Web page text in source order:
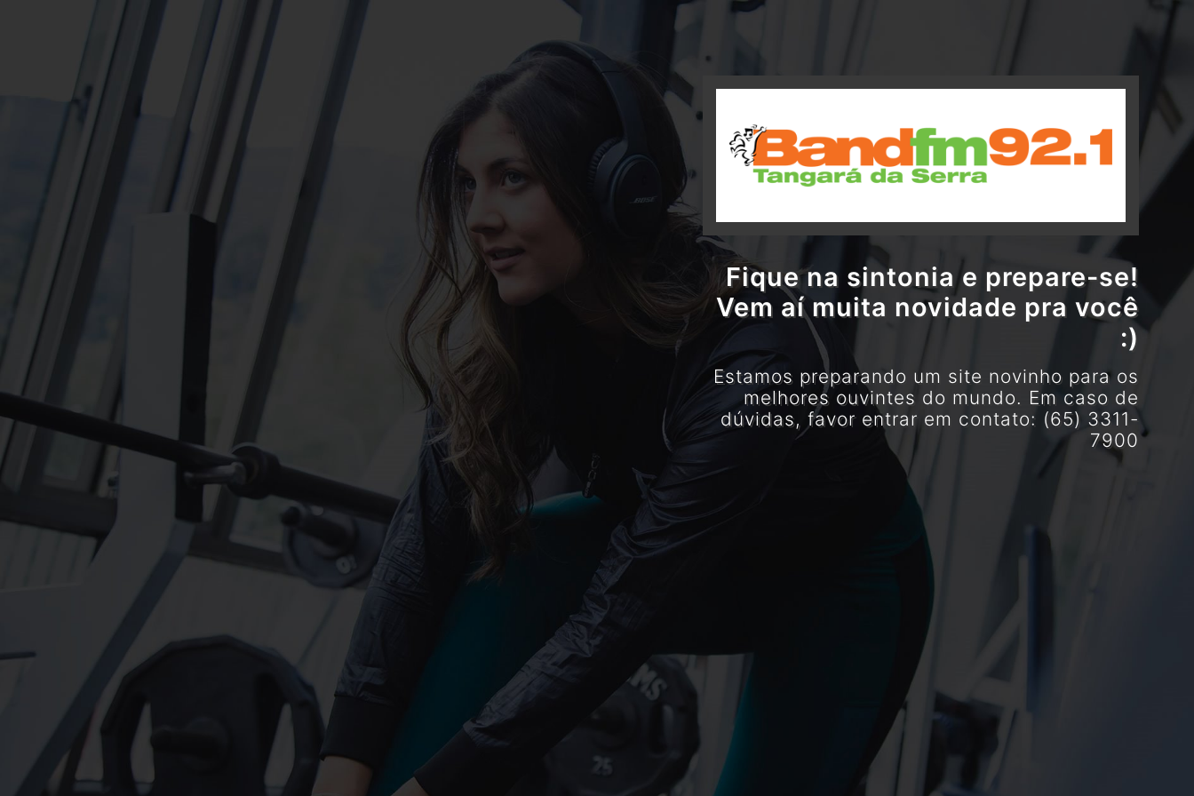
Fique na sintonia e prepare-se!
Vem aí muita novidade pra você
:)
Estamos preparando um site novinho para os
melhores ouvintes do mundo. Em caso de
dúvidas, favor entrar em contato: (65) 3311-
7900